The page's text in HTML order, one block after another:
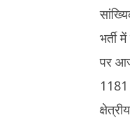
भर्ती
पर
1181